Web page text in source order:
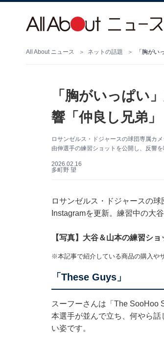
All About ニュース ネットの話題 「胸がい
「胸がいっぱい
響「仲良し兄弟
ロサンゼルス・ドジャースの球団専属カ
由伸選手の練習ショットを公開し、反響
2026.02.16
多町野 望
ロサンゼルス・ドジャースの
Instagramを更新。練習中の大
【写真】大谷＆山本の練習ショ
※本記事で紹介している商品の購入や
「These Guys」
スーフーさんは「The SooHoo
本選手が並んで立ち、何やら
い姿です。